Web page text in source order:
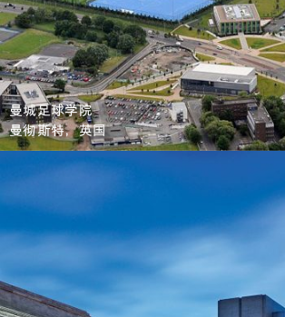
曼城足球学院
曼彻斯特，英国